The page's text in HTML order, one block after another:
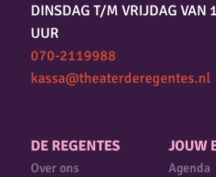
DE REGENTES
Over ons
JOUW
Agenda
DINSDAG T/M VRIJDAG VAN
UUR
070-2119988
kassa@theaterderegentes.nl